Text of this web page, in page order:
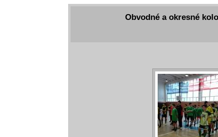
Obvodné a okresné